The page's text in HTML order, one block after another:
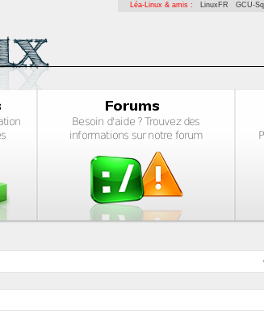
Léa-Linux & amis : LinuxFR GCU-